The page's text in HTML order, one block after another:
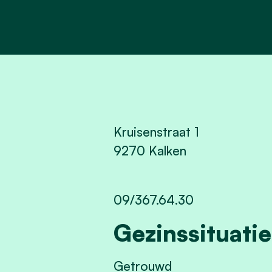
Kruisenstraat 1
9270 Kalken
09/367.64.30
Getrouwd